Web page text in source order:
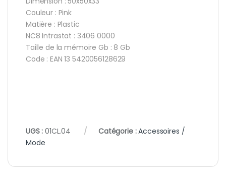
Couleur : Pink
Matière : Plastic
NC8 Intrastat : 3406 0000
Taille de la mémoire Gb : 8 Gb
Code : EAN 13 5420056128629
UGS :01CL.04 Catégorie :Accessoires /
Mode